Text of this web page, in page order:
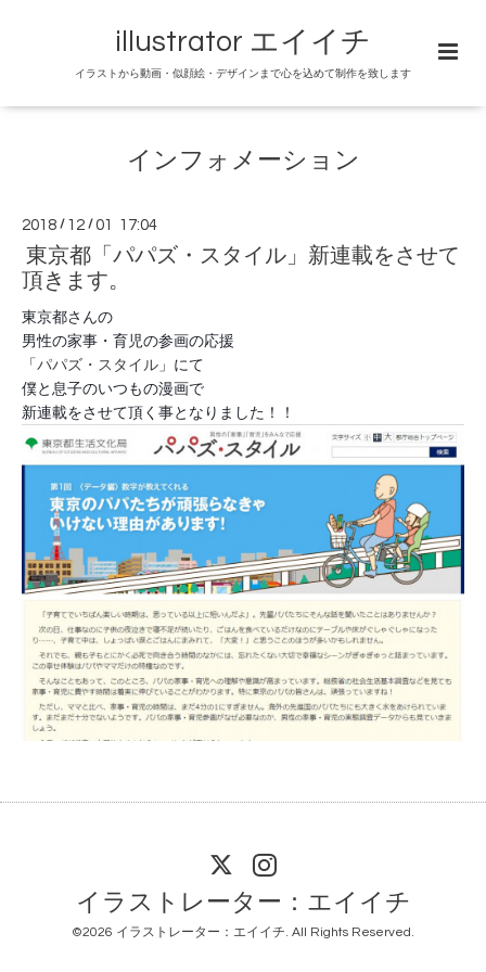
illustrator エイイチ
イラストから動画・似顔絵・デザインまで心を込めて制作を致します
インフォメーション
2018 / 12 /01 17:04
東京都「パパズ・スタイル」新連載をさせて
頂きます。
東京都さんの
男性の家事・育児の参画の応援
「パパズ・スタイル 」にて
僕と息子のいつもの漫画で
新連載をさせて頂く事となりました！！
イラストレーター：エイイチ
©2026 イラストレーター：エイイチ. All Rights Reserved.